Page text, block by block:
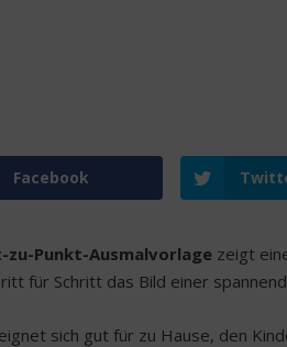
Facebook
zu-Punkt-Ausmalvorlagezeigt
für Schritt das Bild einer
sich gut für zu Hause, den